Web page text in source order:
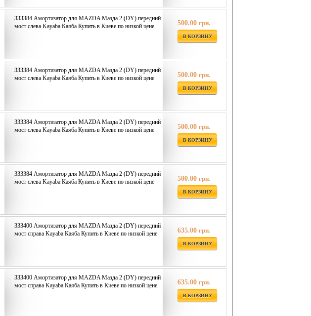
333384 Амортизатор для MAZDA Мазда 2 (DY) передний
мост слева Kayaba Каяба Купить в Киеве по низкой цене
500.00 грн.
В КОРЗИНУ
333384 Амортизатор для MAZDA Мазда 2 (DY) передний
мост слева Kayaba Каяба Купить в Киеве по низкой цене
500.00 грн.
В КОРЗИНУ
333384 Амортизатор для MAZDA Мазда 2 (DY) передний
мост слева Kayaba Каяба Купить в Киеве по низкой цене
500.00 грн.
В КОРЗИНУ
333384 Амортизатор для MAZDA Мазда 2 (DY) передний
мост слева Kayaba Каяба Купить в Киеве по низкой цене
500.00 грн.
В КОРЗИНУ
333400 Амортизатор для MAZDA Мазда 2 (DY) передний
мост справа Kayaba Каяба Купить в Киеве по низкой цене
635.00 грн.
В КОРЗИНУ
333400 Амортизатор для MAZDA Мазда 2 (DY) передний
мост справа Kayaba Каяба Купить в Киеве по низкой цене
635.00 грн.
В КОРЗИНУ